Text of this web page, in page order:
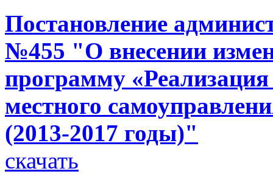
Постановление
№455 "О внесении
программу
местного
(2013-2017 годы)"
скачать